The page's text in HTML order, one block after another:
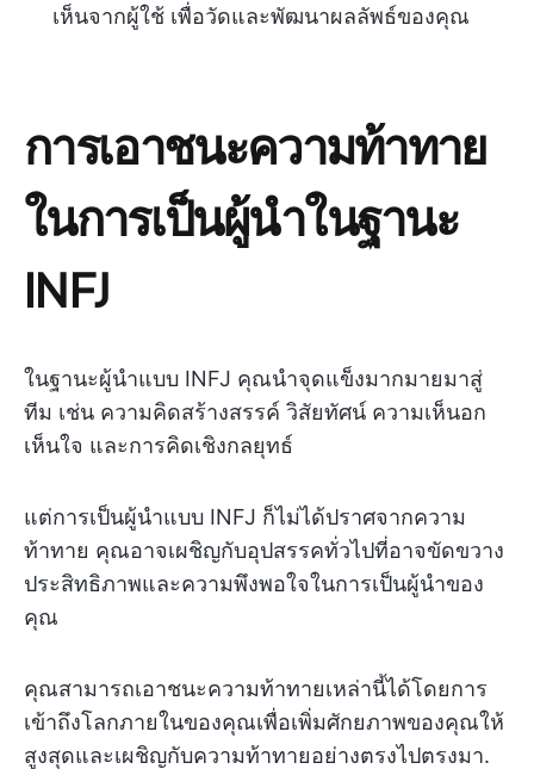
เห็นจากผู้ใช้ เพื่อวัดและพัฒนาผลลัพธ์ของคุณ
การเอาชนะความท้าทาย
ในการเป็นผู้นำในฐานะ
INFJ
ในฐานะผู้นำแบบ INFJ คุณนำจุดแข็งมากมายมาสู่
ทีม เช่น ความคิดสร้างสรรค์ วิสัยทัศน์ ความเห็นอก
เห็นใจ และการคิดเชิงกลยุทธ์
แต่การเป็นผู้นำแบบ INFJ ก็ไม่ได้ปราศจากความ
ท้าทาย คุณอาจเผชิญกับอุปสรรคทั่วไปที่อาจขัดขวาง
ประสิทธิภาพและความพึงพอใจในการเป็นผู้นำของ
คุณ
คุณสามารถเอาชนะความท้าทายเหล่านี้ได้โดยการ
เข้าถึงโลกภายในของคุณเพื่อเพิ่มศักยภาพของคุณให้
สูงสุดและเผชิญกับความท้าทายอย่างตรงไปตรงมา.